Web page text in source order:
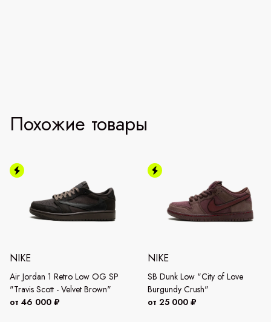
Похожие товары
NIKE
Air Jordan 1 Retro Low OG SP
"Travis Scott - Velvet Brown"
от 46 000 ₽
NIKE
SB Dunk Low "City of Love
Burgundy Crush"
от 25 000 ₽